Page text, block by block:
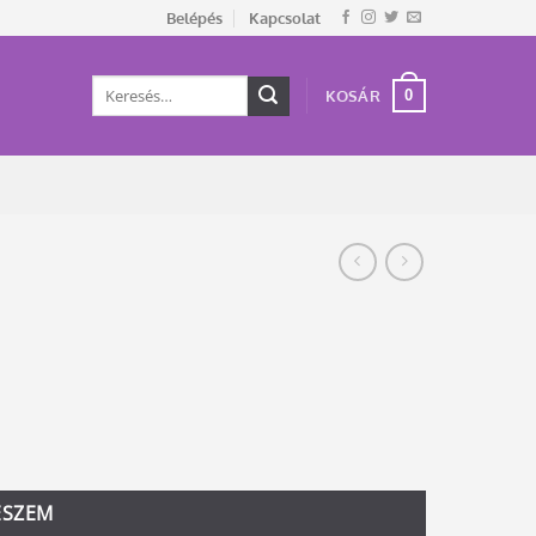
Belépés Kapcsolat
Keresés
KOSÁR 0